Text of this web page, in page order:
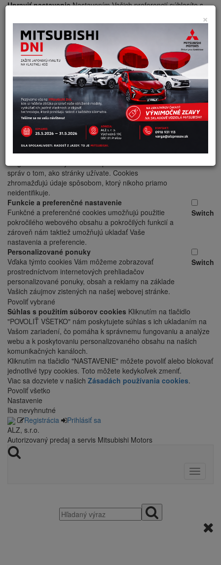
Upraviť nastavenie Nastavením Vašich preferencií súhlasíte s
Nevyhnutné cookies
Nevyhnutné cookies pomáhajú, aby bola webová
stránka použiteľná tak, že umožní základné funkcie,
ako jej správne načítanie a prístup k zabezpečeným
sekciám webovej stránky. Webová stránka nemôže
správne fungovať bez týchto cookies.
Obmedzenie ich spracúvania môže mať za následok
nesprávne fungovanie webstránky, alebo obmedzenie
funkcionality webovej stránky.
Právny základ spracúvania nevyhnutných cookies -
podľa zákona je možné nevyhnutné cookies spracúvať
bez udelenia súhlasu dotknutou osobou.
Switch
Pokročilé analytické funkcie
Analytické nástroje nám umožňujú zlepšovať
správ o tom, ako stránky užívate. Cookies
zhromažďujú údaje spôsobom, ktorý nikoho priamo
neidentifikuje.
Switch
Funkcie a preferenčné nastavenie
Funkčné a preferenčné cookies umožňujú použitie
pokročilého webového obsahu a pokročilých funkcií a
zároveň nám taktiež umožňujú ukladať Vaše
nastavenia a preferencie.
Switch
Personalizované ponuky
Vďaka týmto cookies Vám môžeme zobrazovať
prostredníctvom internetových prehliadačov
personalizované ponuky, obsah a reklamy na základe
Vašich záujmov zistených na našej webovej stránke.
Switch
Povoliť vybrané
Súhlas s použitím súborov cookies Kliknutím na tlačidlo
"POVOLIŤ VŠETKO" nám poskytujete súhlas s ich ukladaním na
Vašom zariadení, čo pomáha k správnemu fungovaniu a analýze
webu a k poskytovaniu personalizovaného obsahu na našich
komunikačných kanáloch.
Kliknutím na tlačidlo "NASTAVENIE" môžete povoliť alebo blokovať
jednotlivé typy cookies. Toto môžete kedykoľvek zmeniť.
Viac sa dozviete v našich Zásadách používania cookies.
Povoliť všetko
Nastavenie
Iba nevyhnutné
Registrácia
Prihlásiť sa
ALZ, s.r.o.
Autorizovaný predaj a servis Mitsubishi Motors
×